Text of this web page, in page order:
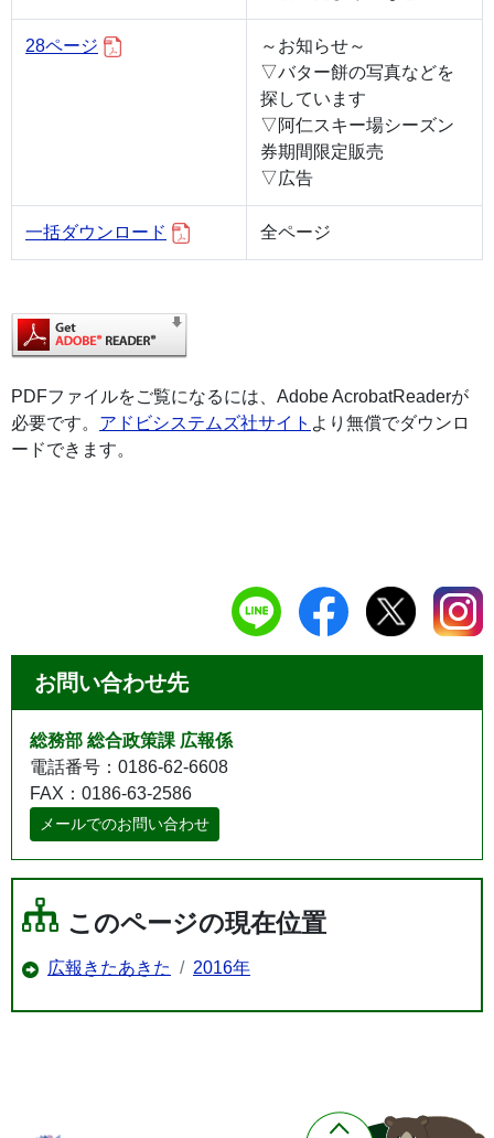
28ページ
～お知らせ～
▽バター餅の写真などを
探しています
▽阿仁スキー場シーズン
券期間限定販売
▽広告
一括ダウンロード 全ページ
PDFファイルをご覧になるには、Adobe AcrobatReaderが
必要です。 アドビシステムズ社サイト より無償でダウンロ
ードできます。
お問い合わせ先
総務部 総合政策課 広報係
電話番号：0186-62-6608
FAX：0186-63-2586
メールでのお問い合わせ
このページの現在位置
広報きたあきた 2016年